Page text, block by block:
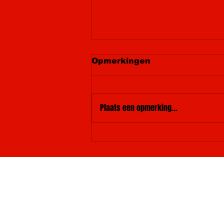
Opmerkingen
Plaats een opmerking...